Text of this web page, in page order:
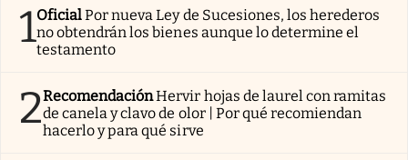
1OficialPor nueva Ley de Sucesiones, los herederos
no obtendrán los bienes aunque lo determine el
testamento
2RecomendaciónHervir hojas de laurel con ramitas
de canela y clavo de olor | Por qué recomiendan
hacerlo y para qué sirve